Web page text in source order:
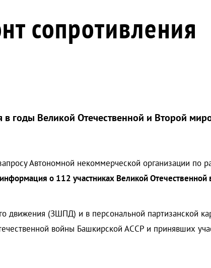
сопротивления
годы Великой Отечественной и Второй
Автономной некоммерческой организации по
о 112 участниках Великой
движения (ЗШПД) и в персональной партизанской
войны Башкирской АССР и принявших